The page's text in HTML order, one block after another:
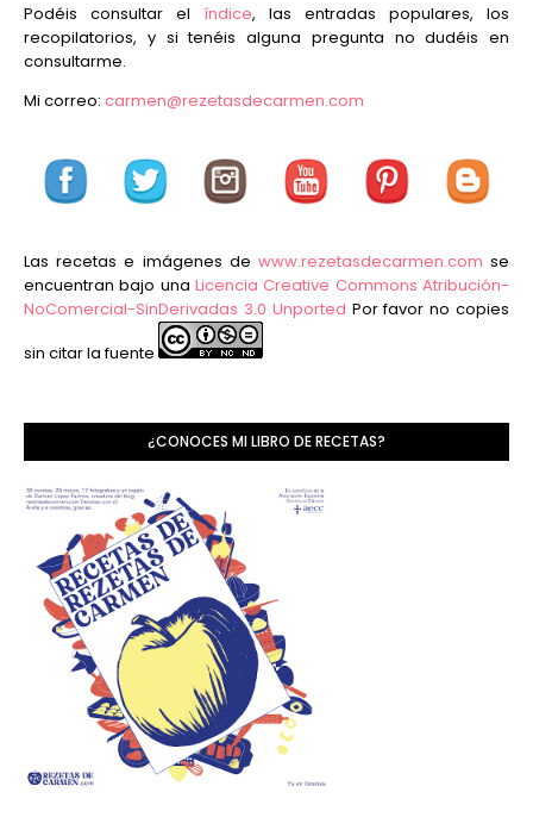
Podéis consultar el índice, las entradas populares, los
recopilatorios, y si tenéis alguna pregunta no dudéis en
consultarme.
Mi correo: carmen@rezetasdecarmen.com
Las recetas e imágenes de www.rezetasdecarmen.com se
encuentran bajo una Licencia Creative Commons Atribución-
NoComercial-SinDerivadas 3.0 Unported Por favor no copies
sin citar la fuente
¿CONOCES MI LIBRO DE RECETAS?